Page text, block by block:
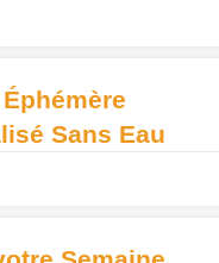
Sans Eau